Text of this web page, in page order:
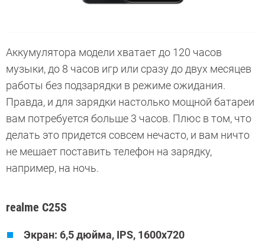
Аккумулятора модели хватает до 120 часов
музыки, до 8 часов игр или сразу до двух месяцев
работы без подзарядки в режиме ожидания.
Правда, и для зарядки настолько мощной батареи
вам потребуется больше 3 часов. Плюс в том, что
делать это придется совсем нечасто, и вам ничто
не мешает поставить телефон на зарядку,
например, на ночь.
realme C25S
Экран: 6,5 дюйма, IPS, 1600x720